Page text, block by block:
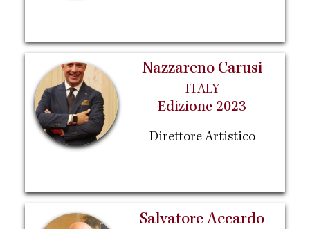
Nazzareno Carusi
ITALY
Edizione 2023
Direttore Artistico
Salvatore Accardo